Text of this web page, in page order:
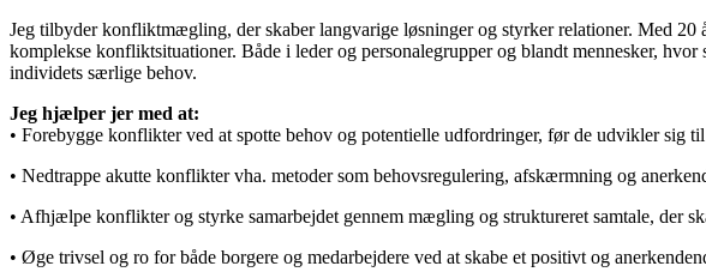
Jeg tilbyder konfliktmægling, der skaber langvarige løsninger og styrker relationer. Med
komplekse konfliktsituationer. Både i leder og personalegrupper og blandt mennesker,
individets særlige behov.
Jeg hjælper jer med at:
• Forebygge konflikter ved at spotte behov og potentielle udfordringer, før de udvikler sig
• Nedtrappe akutte konflikter vha. metoder som behovsregulering, afskærmning og
• Afhjælpe konflikter og styrke samarbejdet gennem mægling og struktureret samtale, der
• Øge trivsel og ro for både borgere og medarbejdere ved at skabe et positivt og